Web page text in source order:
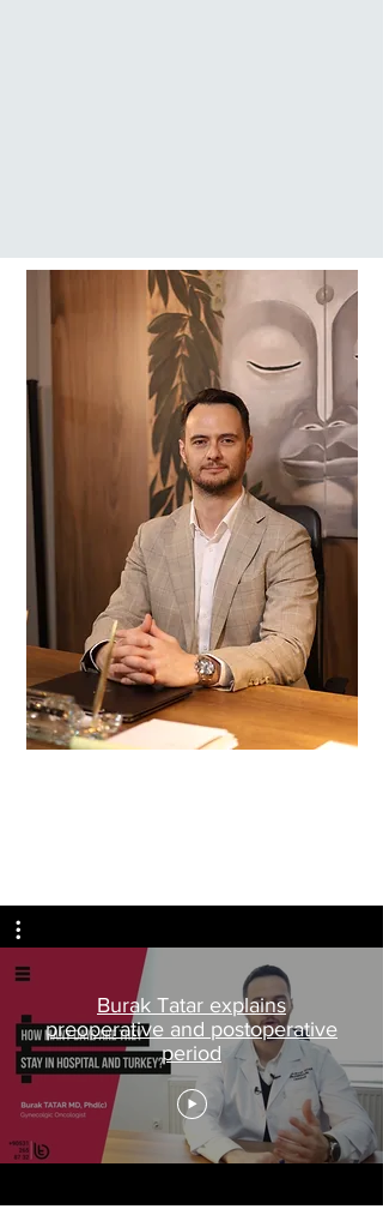
Burak Tatar explains
preoperative and postoperative
period